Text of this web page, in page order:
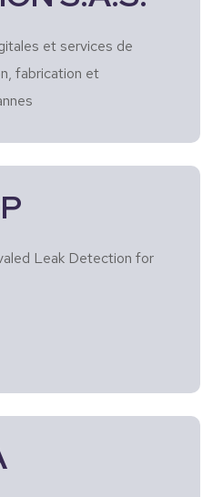
et services de
fabrication et
Leak Detection for